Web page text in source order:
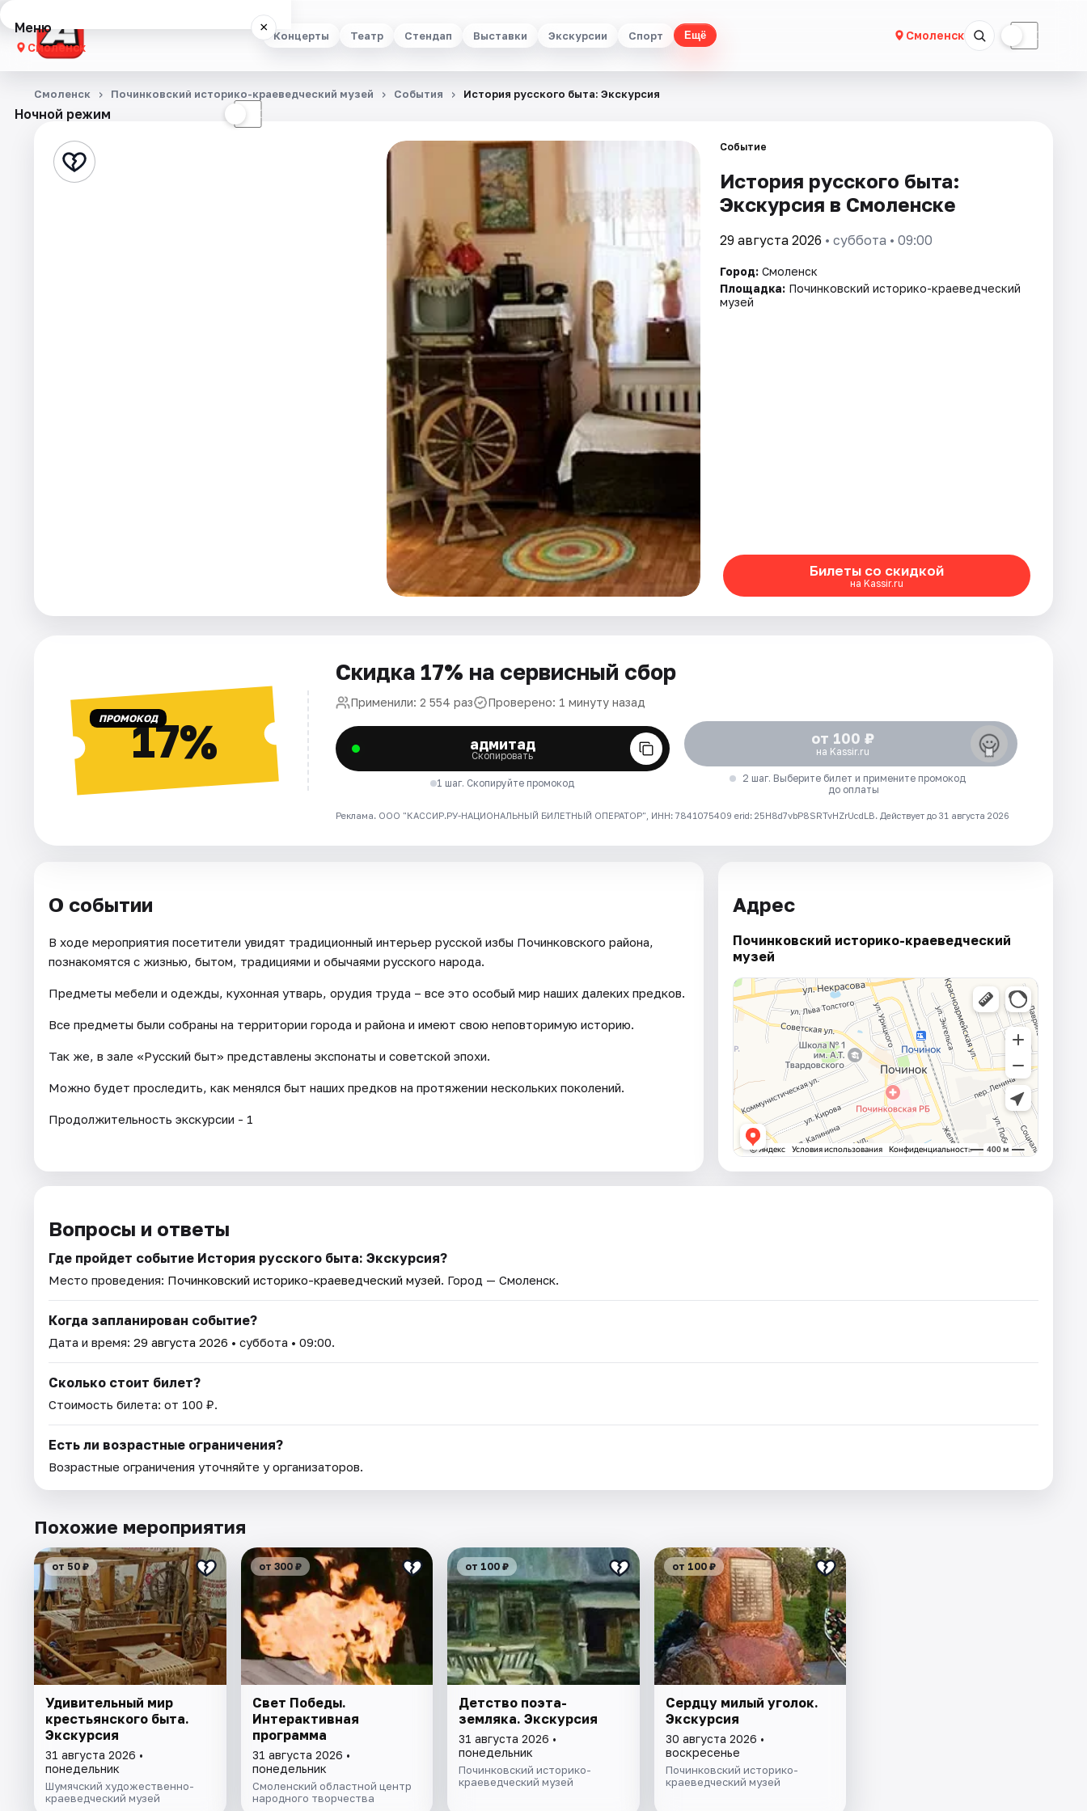
Концерты Театр Стендап Выставки Экскурсии Спорт Ещё Смоленск ☾
Меню ×
Смоленск
Концерты
Стендап
Ночной режим ☾
Смоленск Починковский историко-краеведческий музей События История русского быта: Экскурсия
Событие
История русского быта:
Экскурсия в Смоленске
29 августа 2026 • суббота • 09:00
Город: Смоленск
Площадка: Починковский историко-краеведческий
музей
Билеты со скидкой
на Kassir.ru
ПРОМОКОД17%
Скидка 17% на сервисный сбор
Применили: 2 554 раз Проверено: 1 минуту назад
адмитад
Скопировать
1 шаг. Скопируйте промокод
от 100 ₽
на Kassir.ru
2 шаг. Выберите билет и примените промокод
до оплаты
Реклама. ООО "КАССИР.РУ-НАЦИОНАЛЬНЫЙ БИЛЕТНЫЙ ОПЕРАТОР", ИНН: 7841075409 erid: 25H8d7vbP8SRTvHZrUcdLB. Действует до 31 августа 2026
О событии
В ходе мероприятия посетители увидят традиционный интерьер русской избы Починковского района,
познакомятся с жизнью, бытом, традициями и обычаями русского народа.
Предметы мебели и одежды, кухонная утварь, орудия труда – все это особый мир наших далеких предков.
Все предметы были собраны на территории города и района и имеют свою неповторимую историю.
Так же, в зале «Русский быт» представлены экспонаты и советской эпохи.
Можно будет проследить, как менялся быт наших предков на протяжении нескольких поколений.
Продолжительность экскурсии - 1
Адрес
Починковский историко-краеведческий
музей
Вопросы и ответы
Где пройдет событие История русского быта: Экскурсия?
Место проведения: Починковский историко-краеведческий музей. Город — Смоленск.
Когда запланирован событие?
Дата и время: 29 августа 2026 • суббота • 09:00.
Сколько стоит билет?
Стоимость билета: от 100 ₽.
Есть ли возрастные ограничения?
Возрастные ограничения уточняйте у организаторов.
Похожие мероприятия
от 50 ₽
Удивительный мир
крестьянского быта.
Экскурсия
31 августа 2026 •
понедельник
Шумячский художественно-
краеведческий музей
от 300 ₽
Свет Победы.
Интерактивная
программа
31 августа 2026 •
понедельник
Смоленский областной центр
народного творчества
от 100 ₽
Детство поэта-
земляка. Экскурсия
31 августа 2026 •
понедельник
Починковский историко-
краеведческий музей
от 100 ₽
Сердцу милый уголок.
Экскурсия
30 августа 2026 •
воскресенье
Починковский историко-
краеведческий музей